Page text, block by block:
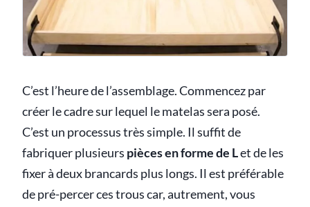
C’est l’heure de l’assemblage. Commencez par
créer le cadre sur lequel le matelas sera posé.
C’est un processus très simple. Il suffit de
fabriquer plusieurs pièces en forme de Let de les
fixer à deux brancards plus longs. Il est préférable
de pré-percer ces trous car, autrement, vous